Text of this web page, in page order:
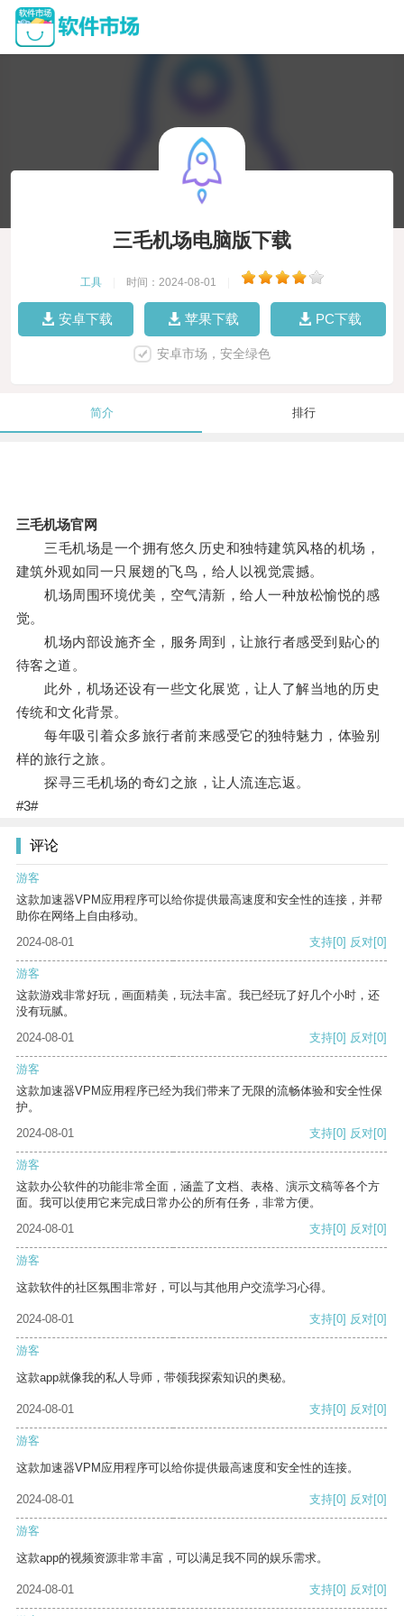
三毛机场电脑版下载
工具 时间：2024-08-01
安卓下载 苹果下载 PC下载
安卓市场，安全绿色
简介 排行
三毛机场官网
三毛机场是一个拥有悠久历史和独特建筑风格的机场，
建筑外观如同一只展翅的飞鸟，给人以视觉震撼。
机场周围环境优美，空气清新，给人一种放松愉悦的感
觉。
机场内部设施齐全，服务周到，让旅行者感受到贴心的
待客之道。
此外，机场还设有一些文化展览，让人了解当地的历史
传统和文化背景。
每年吸引着众多旅行者前来感受它的独特魅力，体验别
样的旅行之旅。
探寻三毛机场的奇幻之旅，让人流连忘返。
#3#
评论
游客
这款加速器VPM应用程序可以给你提供最高速度和安全性的连接，并帮
助你在网络上自由移动。
2024-08-01
支持[0] 反对[0]
游客
这款游戏非常好玩，画面精美，玩法丰富。我已经玩了好几个小时，还
没有玩腻。
2024-08-01
支持[0] 反对[0]
游客
这款加速器VPM应用程序已经为我们带来了无限的流畅体验和安全性保
护。
2024-08-01
支持[0] 反对[0]
游客
这款办公软件的功能非常全面，涵盖了文档、表格、演示文稿等各个方
面。我可以使用它来完成日常办公的所有任务，非常方便。
2024-08-01
支持[0] 反对[0]
游客
这款软件的社区氛围非常好，可以与其他用户交流学习心得。
2024-08-01 支持[0] 反对[0]
游客
这款app就像我的私人导师，带领我探索知识的奥秘。
2024-08-01 支持[0] 反对[0]
游客
这款加速器VPM应用程序可以给你提供最高速度和安全性的连接。
2024-08-01 支持[0] 反对[0]
游客
这款app的视频资源非常丰富，可以满足我不同的娱乐需求。
2024-08-01 支持[0] 反对[0]